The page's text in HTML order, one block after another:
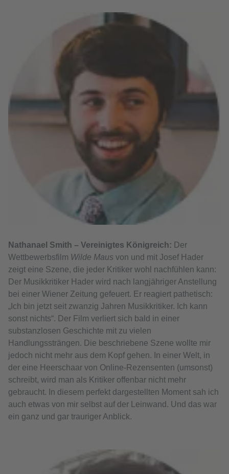
Nathanael Smith – Vereinigtes Königreich: Der
Wettbewerbsfilm Wilde Maus von und mit Josef Hader
zeigt eine Szene, die jeder Kritiker wohl nachfühlen kann:
Der Musikkritiker Hader wird nach langjähriger Anstellung
bei einer Wiener Zeitung gefeuert. Er reagiert pathetisch:
„Ich bin jetzt seit zwanzig Jahren Musikkritiker. Ich kann
sonst nichts“. Der Film verliert sich bald in einer
substanzlosen Geschichte mit zu vielen
Handlungssträngen. Die beschriebene Szene wollte mir
jedoch nicht mehr aus dem Kopf gehen. In einer Welt, in
der eine Heerschaar von Online-Rezensenten (umsonst)
schreibt, wird man als Kritiker offenbar nicht mehr
gebraucht. In diesem perfekt dargestellten Moment sah ich
auch etwas von mir selbst auf der Leinwand. Und das war
ein ganz und gar trauriger Anblick.